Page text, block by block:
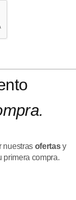
nuestras ofertasy
primera compra.